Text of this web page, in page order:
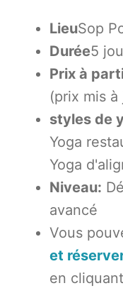
LieuSop
Durée5
Prix à
(prix mis
styles de
Yoga
Yoga
Niveau:
avancé
Vous
et
en